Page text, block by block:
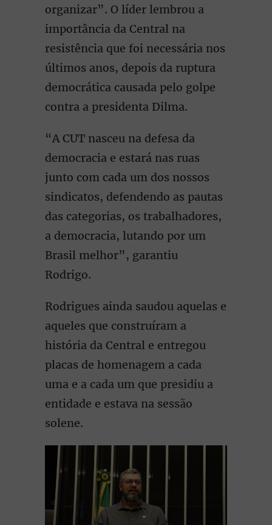
organizar”. O líder lembrou a
importância da Central na
resistência que foi necessária nos
últimos anos, depois da ruptura
democrática causada pelo golpe
contra a presidenta Dilma.
“A CUT nasceu na defesa da
democracia e estará nas ruas
junto com cada um dos nossos
sindicatos, defendendo as pautas
das categorias, os trabalhadores,
a democracia, lutando por um
Brasil melhor”, garantiu
Rodrigo.
Rodrigues ainda saudou aquelas e
aqueles que construíram a
história da Central e entregou
placas de homenagem a cada
uma e a cada um que presidiu a
entidade e estava na sessão
solene.